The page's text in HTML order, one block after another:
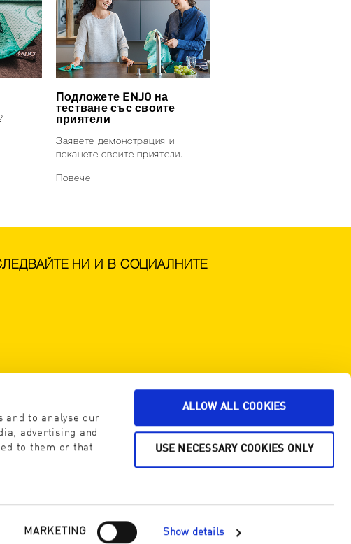
and to analyse our
advertising and
to them or that
MARKETING Show details
ALLOW ALL COOKIES
USE NECESSARY COOKIES ONLY
Подложете ENJO на
тестване със своите
приятели
Заявете демонстрация и
поканете своите приятели.
Повече
НИ И В СОЦИАЛНИТЕ
Дистрибутор на ENJO за България